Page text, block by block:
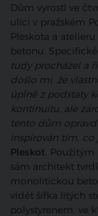
Dům vyrostl ve
ulici v pražském
Pleskota a
betonu.
tudy procházel a
došlo mi, že
úplně z podstaty
kontinuitu, ale
tento dům
inspirován tím, co
Pleskot.
sám architekt
monolitickou
vidět šířka litých
polystyrenem, ve